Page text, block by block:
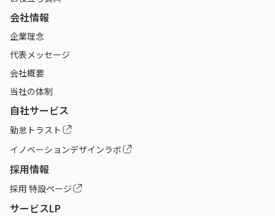
会社情報
企業理念
代表メッセージ
会社概要
当社の体制
自社サービス
勤怠トラスト
イノベーションデザインラボ
採用情報
採用 特設ページ
サービスLP